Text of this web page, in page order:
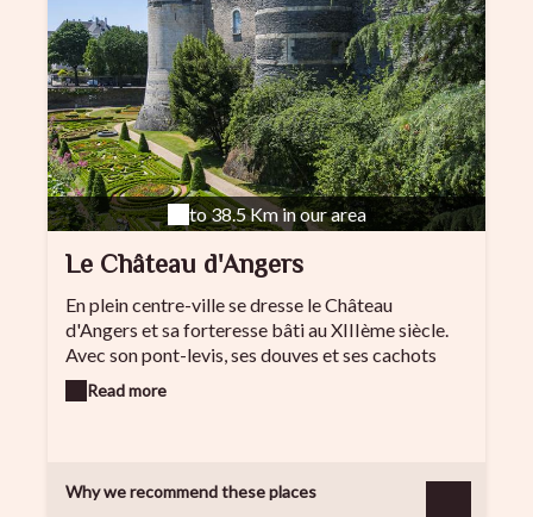
to 38.5 Km in our area
Le Château d'Angers
En plein centre-ville se dresse le Château
d'Angers et sa forteresse bâti au XIIIème siècle.
Avec son pont-levis, ses douves et ses cachots
c'est une place forte qui, sous la menace des
Normands, devient sur décision du comte d'Anjou
superficie classé monument historique depuis
1875 un haut lieu d'art. Du haut de ses 17 tours de
Read more
Why we recommend these places